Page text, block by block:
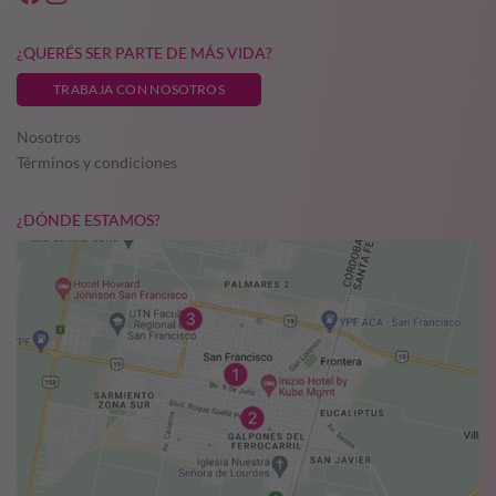
¿QUERÉS SER PARTE DE MÁS VIDA?
TRABAJA CON NOSOTROS
Nosotros
Términos y condiciones
¿DÓNDE ESTAMOS?